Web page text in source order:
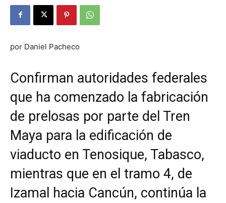
por Daniel Pacheco
Confirman autoridades federales
que ha comenzado la fabricación
de prelosas por parte del Tren
Maya para la edificación de
viaducto en Tenosique, Tabasco,
mientras que en el tramo 4, de
Izamal hacia Cancún, continúa la